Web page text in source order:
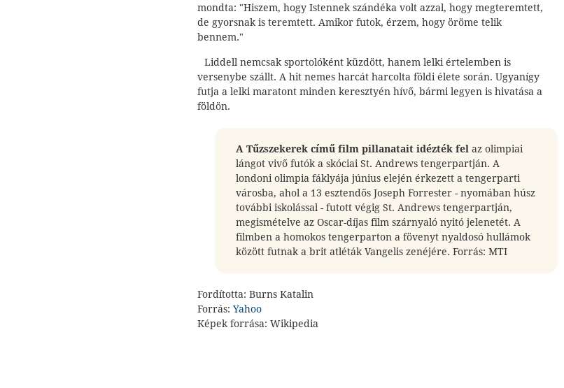
mondta: "Hiszem, hogy Istennek szándéka volt azzal, hogy megteremtett,
de gyorsnak is teremtett. Amikor futok, érzem, hogy öröme telik
bennem."
Liddell nemcsak sportolóként küzdött, hanem lelki értelemben is
versenybe szállt. A hit nemes harcát harcolta földi élete során. Ugyanígy
futja a lelki maratont minden keresztyén hívő, bármi legyen is hivatása a
földön.
A Tűzszekerek című film pillanatait idézték fel az olimpiai
lángot vivő futók a skóciai St. Andrews tengerpartján. A
londoni olimpia fáklyája június elején érkezett a tengerparti
városba, ahol a 13 esztendős Joseph Forrester - nyomában húsz
további iskolással - futott végig St. Andrews tengerpartján,
megismételve az Oscar-díjas film szárnyaló nyitó jelenetét. A
filmben a homokos tengerparton a fövenyt nyaldosó hullámok
között futnak a brit atléták Vangelis zenéjére. Forrás: MTI
Fordította: Burns Katalin
Forrás: Yahoo
Képek forrása: Wikipedia